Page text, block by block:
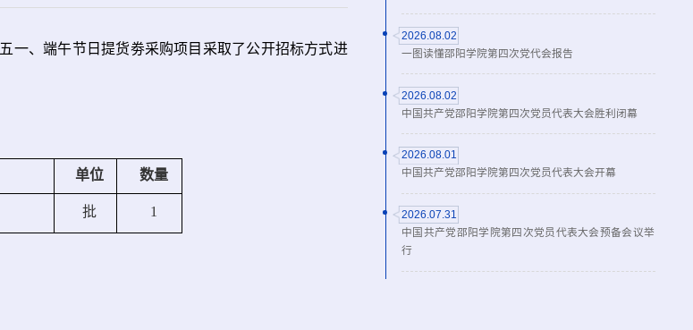
五一、端午节日提货劵采购项目采取了公开招标方式进
单位 数量
批
1
2026.08.02
一图读懂邵阳学院第四次党代会报告
2026.08.02
中国共产党邵阳学院第四次党员代表大会胜利闭幕
2026.08.01
中国共产党邵阳学院第四次党员代表大会开幕
2026.07.31
中国共产党邵阳学院第四次党员代表大会预备会议举
行